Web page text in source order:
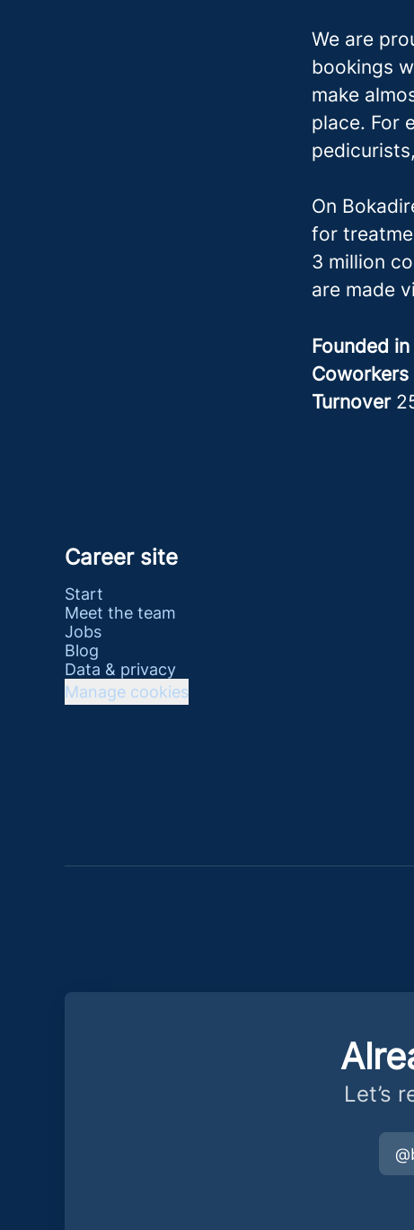
We are
bookings
make
place. For
On
for
3 million
are made
Founded in
Coworkers
Turnover
Career site
Start
Meet the team
Jobs
Blog
Data & privacy
Manage cookies
Let’s